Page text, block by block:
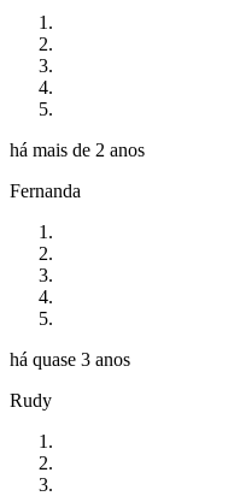
há mais de 2 anos
Fernanda
há quase 3 anos
Rudy